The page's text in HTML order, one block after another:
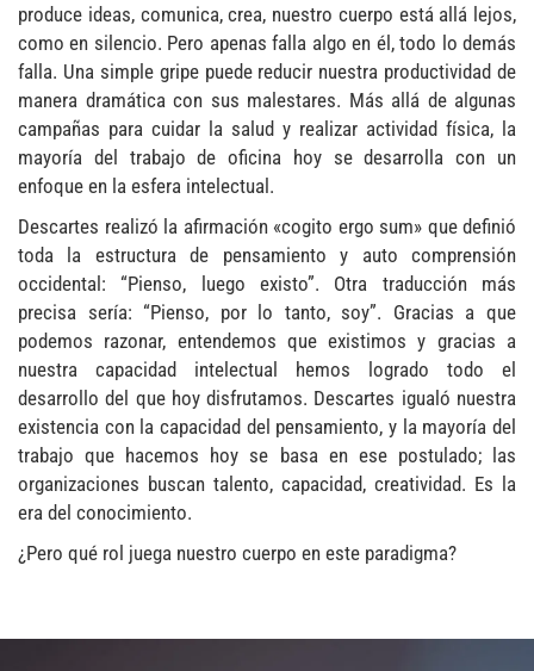
produce ideas, comunica, crea, nuestro cuerpo está allá lejos,
como en silencio. Pero apenas falla algo en él, todo lo demás
falla. Una simple gripe puede reducir nuestra productividad de
manera dramática con sus malestares. Más allá de algunas
campañas para cuidar la salud y realizar actividad física, la
mayoría del trabajo de oficina hoy se desarrolla con un
enfoque en la esfera intelectual.
Descartes realizó la afirmación «cogito ergo sum» que definió
toda la estructura de pensamiento y auto comprensión
occidental: “Pienso, luego existo”. Otra traducción más
precisa sería: “Pienso, por lo tanto, soy”. Gracias a que
podemos razonar, entendemos que existimos y gracias a
nuestra capacidad intelectual hemos logrado todo el
desarrollo del que hoy disfrutamos. Descartes igualó nuestra
existencia con la capacidad del pensamiento, y la mayoría del
trabajo que hacemos hoy se basa en ese postulado; las
organizaciones buscan talento, capacidad, creatividad. Es la
era del conocimiento.
¿Pero qué rol juega nuestro cuerpo en este paradigma?